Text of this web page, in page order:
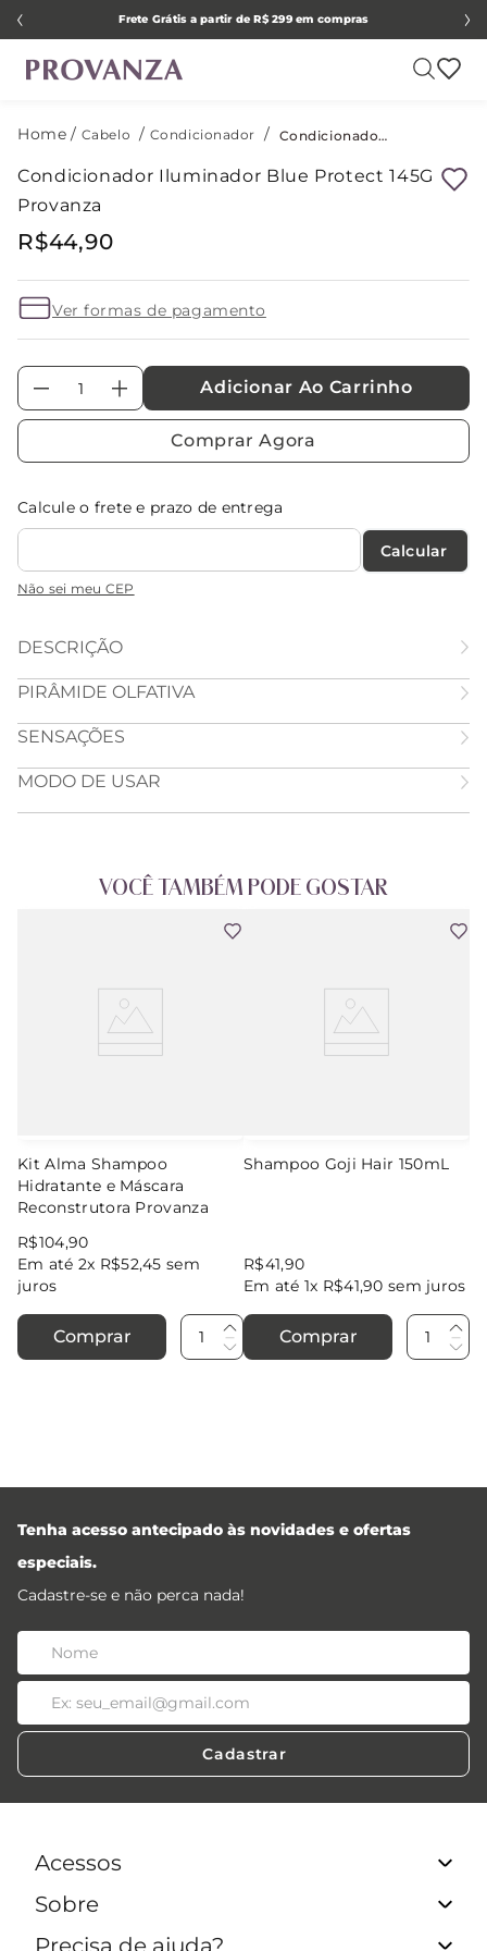
Frete Grátis a partir de R$ 299 em compras
Cabelo Condicionador Condicionador Iluminador Blue Protect 145G Provanza
Condicionador Iluminador Blue Protect 145G
Provanza
R$44,90
Ver formas de pagamento
＋
－ Adicionar Ao Carrinho
Comprar Agora
Calcule o frete e prazo de entrega
Não sei meu CEP
DESCRIÇÃO
PIRÂMIDE OLFATIVA
SENSAÇÕES
MODO DE USAR
VOCÊ TAMBÉM PODE GOSTAR
Kit Alma Shampoo
Hidratante e Máscara
Reconstrutora Provanza
R$104,90
Em até 2x R$52,45 sem
juros
Comprar
Shampoo Goji Hair 150mL
R$41,90
Em até 1x R$41,90 sem juros
Comprar
Tenha acesso antecipado às novidades e ofertas
especiais.
Cadastre-se e não perca nada!
Cadastrar
Acessos
Acessos Lojistas
Acessos Revendedores
Sobre
Quem Somos
Precisa de ajuda?